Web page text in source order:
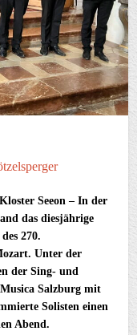
Seeon – In der
das diesjährige
270.
Unter der
der Sing- und
Salzburg mit
Solisten einen
Abend.